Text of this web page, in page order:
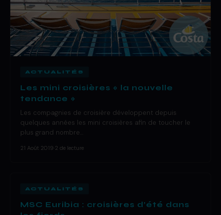
ACTUALITÉS
Les mini croisières « la nouvelle
tendance »
Les compagnies de croisière développent depuis
quelques années les mini croisières afin de toucher le
plus grand nombre…
21 Août 2019 2 de lecture
ACTUALITÉS
MSC Euribia : croisières d’été dans